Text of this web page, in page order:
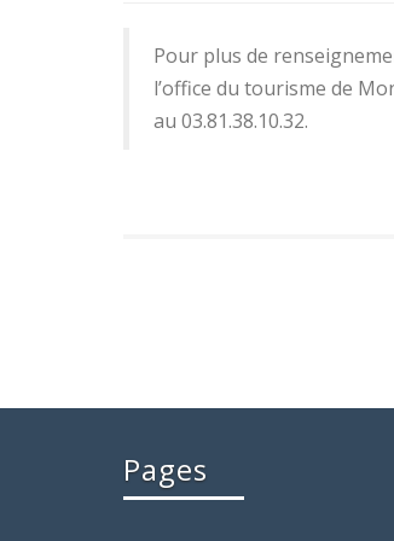
Pour plus de
l’office du tourisme de
au 03.81.38.10.32.
Pages